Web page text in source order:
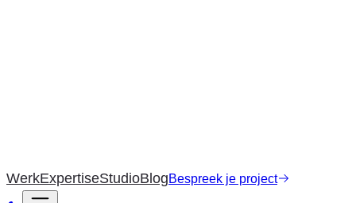
WerkExpertiseStudioBlogBespreek je project